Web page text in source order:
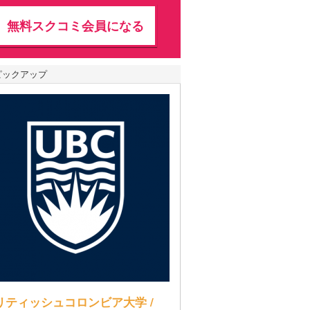
無料スクコミ会員になる
クアップ
ティッシュコロンビア大学 /